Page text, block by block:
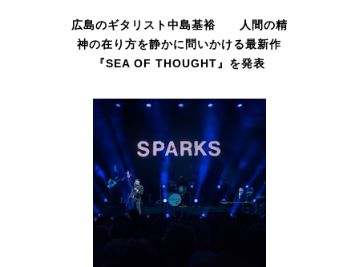
広島のギタリスト中島基裕 人間の精
神の在り方を静かに問いかける最新作
『SEA OF THOUGHT』を発表